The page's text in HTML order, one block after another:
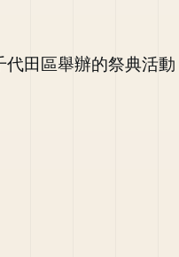
田區舉辦的祭典活